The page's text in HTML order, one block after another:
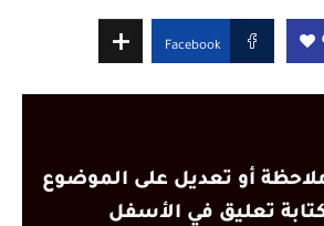
Facebook
أو تعديل على الموضوع
كتابة تعليق في الأسفل